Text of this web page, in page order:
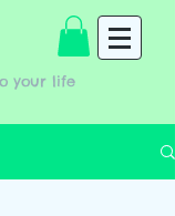
your life